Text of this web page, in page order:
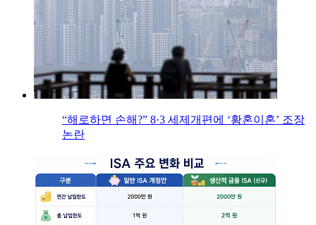
“해로하면 손해?” 8·3 세제개편에 ‘황혼이혼’ 조장
논란